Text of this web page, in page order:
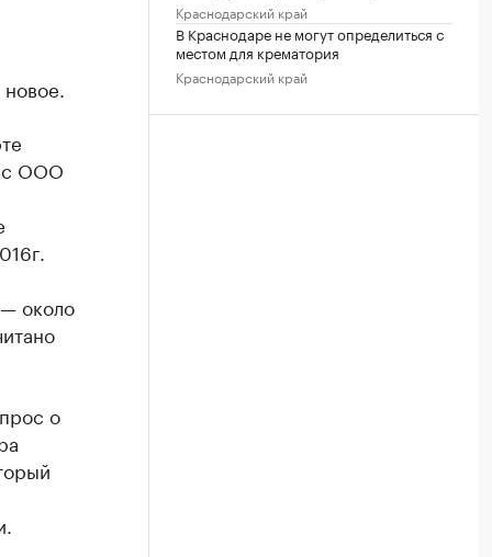
с ООО
около
о
Краснодарский край
В Краснодаре не могут определиться с
местом для крематория
Краснодарский край